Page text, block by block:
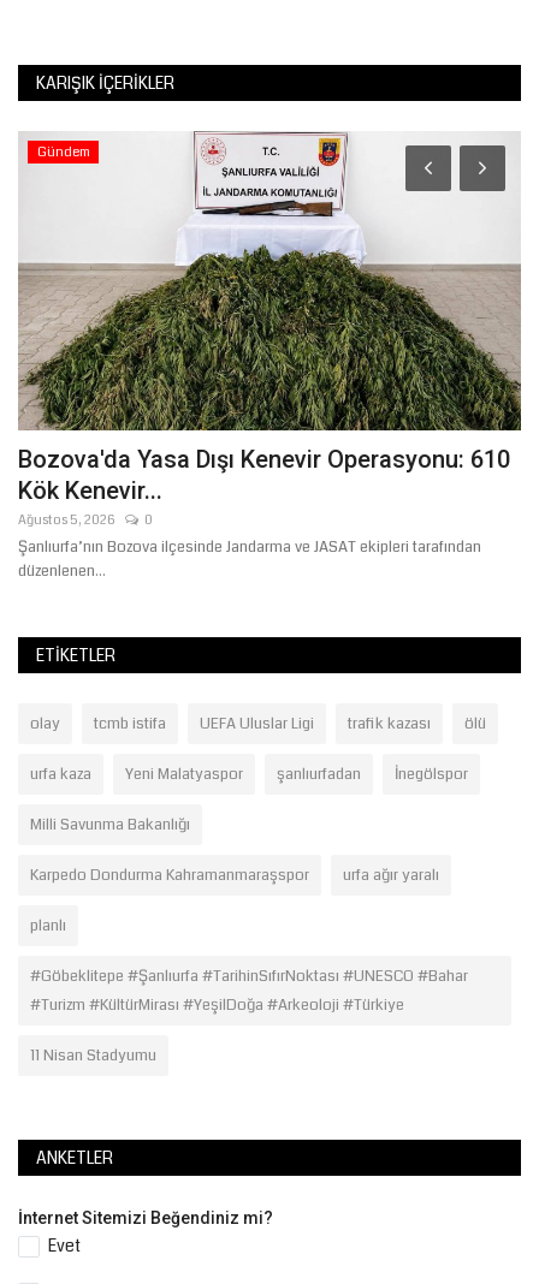
KARIŞIK İÇERIKLER
Gündem
Bozova'da Yasa Dışı Kenevir Operasyonu: 610
Kök Kenevir...
Ağustos 5, 2026 0
Şanlıurfa’nın Bozova ilçesinde Jandarma ve JASAT ekipleri tarafından
düzenlenen...
ETIKETLER
olay tcmb istifa UEFA Uluslar Ligi trafik kazası ölü
urfa kaza Yeni Malatyaspor şanlıurfadan İnegölspor
Milli Savunma Bakanlığı
Karpedo Dondurma Kahramanmaraşspor urfa ağır yaralı
planlı
#Göbeklitepe #Şanlıurfa #TarihinSıfırNoktası #UNESCO #Bahar
#Turizm #KültürMirası #YeşilDoğa #Arkeoloji #Türkiye
11 Nisan Stadyumu
ANKETLER
İnternet Sitemizi Beğendiniz mi?
Evet